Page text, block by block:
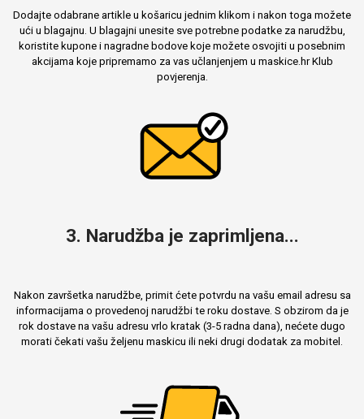
Dodajte odabrane artikle u košaricu jednim klikom i nakon toga možete
ući u blagajnu. U blagajni unesite sve potrebne podatke za narudžbu,
koristite kupone i nagradne bodove koje možete osvojiti u posebnim
akcijama koje pripremamo za vas učlanjenjem u maskice.hr Klub
povjerenja.
3. Narudžba je zaprimljena...
Nakon završetka narudžbe, primit ćete potvrdu na vašu email adresu sa
informacijama o provedenoj narudžbi te roku dostave. S obzirom da je
rok dostave na vašu adresu vrlo kratak (3-5 radna dana), nećete dugo
morati čekati vašu željenu maskicu ili neki drugi dodatak za mobitel.